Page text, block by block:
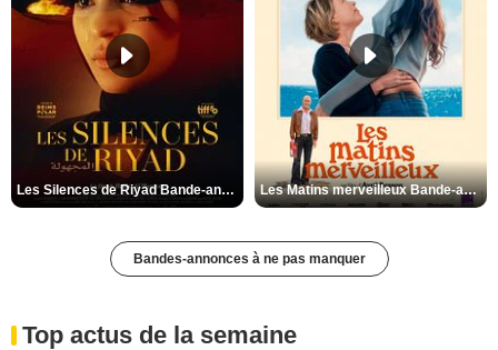
Les Silences de Riyad Bande-annonce VO STFR Les Matins merveilleux Bande-annonce VF
Bandes-annonces à ne pas manquer
Top actus de la semaine